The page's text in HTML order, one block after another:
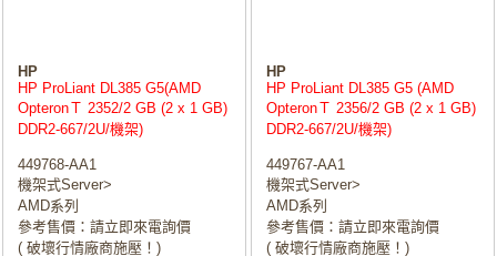
HP
HP ProLiant DL385 G5(AMD
OpteronＴ 2352/2 GB (2 x 1 GB)
DDR2-667/2U/機架)
449768-AA1
機架式Server>
AMD系列
參考售價：請立即來電詢價
( 破壞行情廠商施壓！)
HP
HP ProLiant DL385 G5 (AMD
OpteronＴ 2356/2 GB (2 x 1 GB)
DDR2-667/2U/機架)
449767-AA1
機架式Server>
AMD系列
參考售價：請立即來電詢價
( 破壞行情廠商施壓！)